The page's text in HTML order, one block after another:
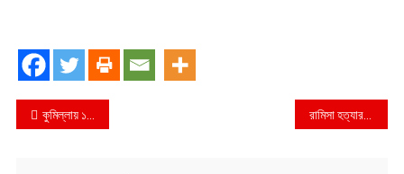
Post
কুমিল্লায় ১০-বিজিবির অভিযানে ৪০ হাজার পিস ইয়াবাসহ আটক-১